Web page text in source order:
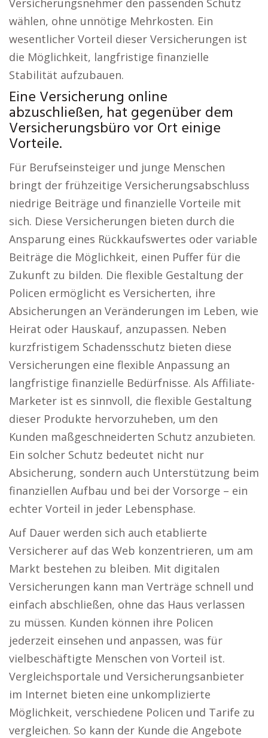
Versicherungsnehmer den passenden Schutz
wählen, ohne unnötige Mehrkosten. Ein
wesentlicher Vorteil dieser Versicherungen ist
die Möglichkeit, langfristige finanzielle
Stabilität aufzubauen.
Eine Versicherung online
abzuschließen, hat gegenüber dem
Versicherungsbüro vor Ort einige
Vorteile.
Für Berufseinsteiger und junge Menschen
bringt der frühzeitige Versicherungsabschluss
niedrige Beiträge und finanzielle Vorteile mit
sich. Diese Versicherungen bieten durch die
Ansparung eines Rückkaufswertes oder variable
Beiträge die Möglichkeit, einen Puffer für die
Zukunft zu bilden. Die flexible Gestaltung der
Policen ermöglicht es Versicherten, ihre
Absicherungen an Veränderungen im Leben, wie
Heirat oder Hauskauf, anzupassen. Neben
kurzfristigem Schadensschutz bieten diese
Versicherungen eine flexible Anpassung an
langfristige finanzielle Bedürfnisse. Als Affiliate-
Marketer ist es sinnvoll, die flexible Gestaltung
dieser Produkte hervorzuheben, um den
Kunden maßgeschneiderten Schutz anzubieten.
Ein solcher Schutz bedeutet nicht nur
Absicherung, sondern auch Unterstützung beim
finanziellen Aufbau und bei der Vorsorge – ein
echter Vorteil in jeder Lebensphase.
Auf Dauer werden sich auch etablierte
Versicherer auf das Web konzentrieren, um am
Markt bestehen zu bleiben. Mit digitalen
Versicherungen kann man Verträge schnell und
einfach abschließen, ohne das Haus verlassen
zu müssen. Kunden können ihre Policen
jederzeit einsehen und anpassen, was für
vielbeschäftigte Menschen von Vorteil ist.
Vergleichsportale und Versicherungsanbieter
im Internet bieten eine unkomplizierte
Möglichkeit, verschiedene Policen und Tarife zu
vergleichen. So kann der Kunde die Angebote